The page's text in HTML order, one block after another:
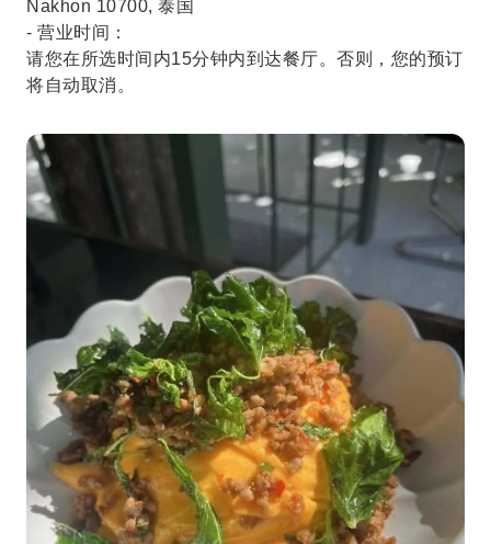
Nakhon 10700, 泰国
- 营业时间：
请您在所选时间内15分钟内到达餐厅。否则，您的预订
将自动取消。